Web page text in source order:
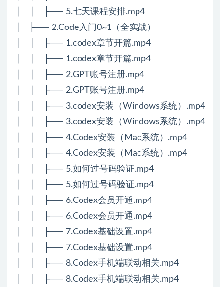
│ │ ├── 5.七天课程安排.mp4
│ ├── 2.Code入门0~1（全实战）
│ │ ├── 1.codex章节开篇.mp4
│ │ ├── 1.codex章节开篇.mp4
│ │ ├── 2.GPT账号注册.mp4
│ │ ├── 2.GPT账号注册.mp4
│ │ ├── 3.codex安装（Windows系统）.mp4
│ │ ├── 3.codex安装（Windows系统）.mp4
│ │ ├── 4.Codex安装（Mac系统）.mp4
│ │ ├── 4.Codex安装（Mac系统）.mp4
│ │ ├── 5.如何过号码验证.mp4
│ │ ├── 5.如何过号码验证.mp4
│ │ ├── 6.Codex会员开通.mp4
│ │ ├── 6.Codex会员开通.mp4
│ │ ├── 7.Codex基础设置.mp4
│ │ ├── 7.Codex基础设置.mp4
│ │ ├── 8.Codex手机端联动相关.mp4
│ │ ├── 8.Codex手机端联动相关.mp4